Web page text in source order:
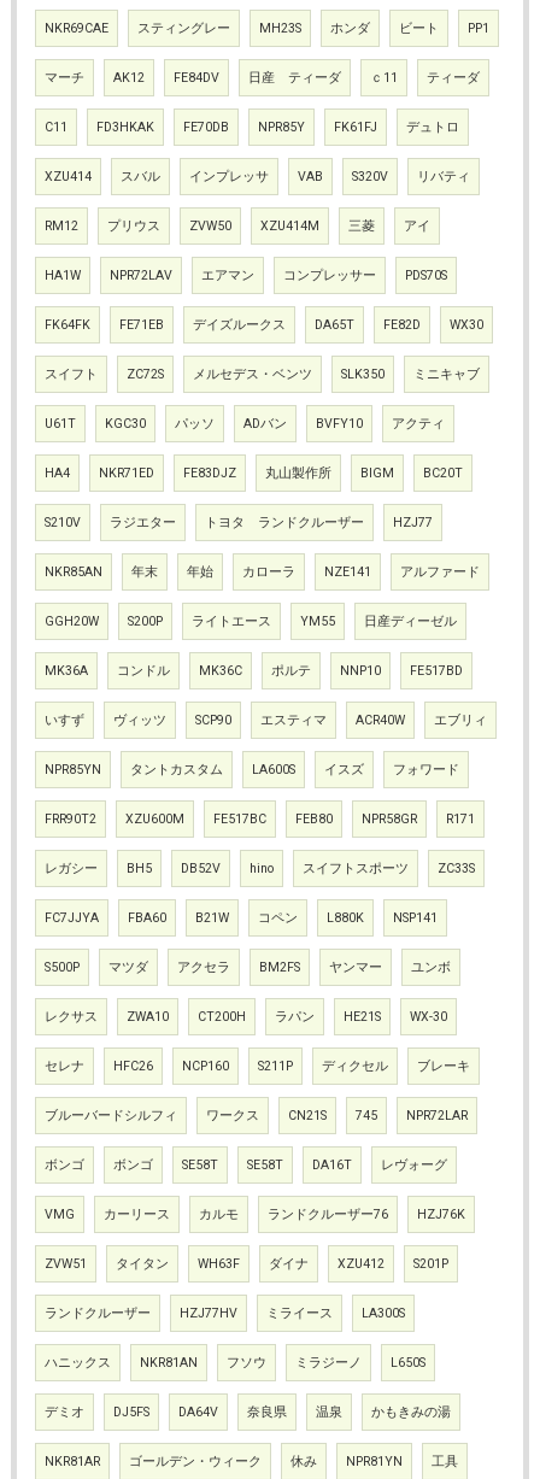
NKR69CAE スティングレー MH23S ホンダ ビート PP1
マーチ AK12 FE84DV 日産 ティーダ ｃ11 ティーダ
C11 FD3HKAK FE70DB NPR85Y FK61FJ デュトロ
XZU414 スバル インプレッサ VAB S320V リバティ
RM12 プリウス ZVW50 XZU414M 三菱 アイ
HA1W NPR72LAV エアマン コンプレッサー PDS70S
FK64FK FE71EB デイズルークス DA65T FE82D WX30
スイフト ZC72S メルセデス・ベンツ SLK350 ミニキャブ
U61T KGC30 パッソ ADバン BVFY10 アクティ
HA4 NKR71ED FE83DJZ 丸山製作所 BIGM BC20T
S210V ラジエター トヨタ ランドクルーザー HZJ77
NKR85AN 年末 年始 カローラ NZE141 アルファード
GGH20W S200P ライトエース YM55 日産ディーゼル
MK36A コンドル MK36C ポルテ NNP10 FE517BD
いすず ヴィッツ SCP90 エスティマ ACR40W エブリィ
NPR85YN タントカスタム LA600S イスズ フォワード
FRR90T2 XZU600M FE517BC FEB80 NPR58GR R171
レガシー BH5 DB52V hino スイフトスポーツ ZC33S
FC7JJYA FBA60 B21W コペン L880K NSP141
S500P マツダ アクセラ BM2FS ヤンマー ユンボ
レクサス ZWA10 CT200H ラパン HE21S WX-30
セレナ HFC26 NCP160 S211P ディクセル ブレーキ
ブルーバードシルフィ ワークス CN21S 745 NPR72LAR
ボンゴ ボンゴ SE58T SE58T DA16T レヴォーグ
VMG カーリース カルモ ランドクルーザー76 HZJ76K
ZVW51 タイタン WH63F ダイナ XZU412 S201P
ランドクルーザー HZJ77HV ミライース LA300S
ハニックス NKR81AN フソウ ミラジーノ L650S
デミオ DJ5FS DA64V 奈良県 温泉 かもきみの湯
NKR81AR ゴールデン・ウィーク 休み NPR81YN 工具